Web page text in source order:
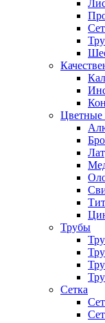
Цветные
Трубы
Сетка